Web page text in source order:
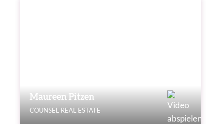
Maureen Pitzen
COUNSEL REAL ESTATE